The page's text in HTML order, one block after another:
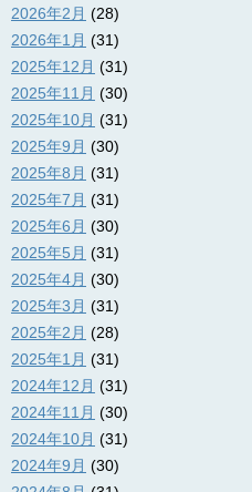
2026年2月 (28)
2026年1月 (31)
2025年12月 (31)
2025年11月 (30)
2025年10月 (31)
2025年9月 (30)
2025年8月 (31)
2025年7月 (31)
2025年6月 (30)
2025年5月 (31)
2025年4月 (30)
2025年3月 (31)
2025年2月 (28)
2025年1月 (31)
2024年12月 (31)
2024年11月 (30)
2024年10月 (31)
2024年9月 (30)